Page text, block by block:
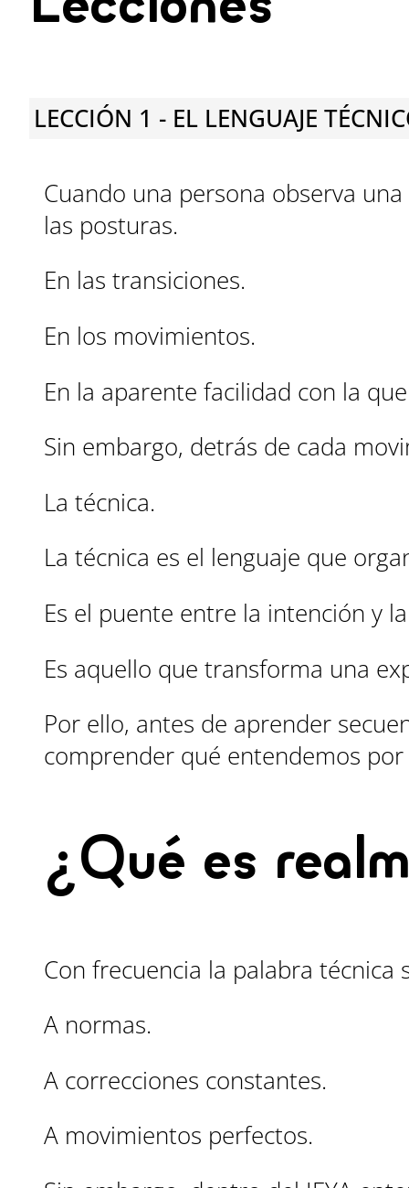
LECCIÓN 1 - EL LENGUAJE
Cuando una persona observa
las posturas.
En las transiciones.
En los movimientos.
En la aparente facilidad con la
Sin embargo, detrás de cada
La técnica.
La técnica es el lenguaje que
Es el puente entre la intención y
Es aquello que transforma una
Por ello, antes de aprender
comprender qué entendemos
¿Qué es
Con frecuencia la palabra técnica
A normas.
A correcciones constantes.
A movimientos perfectos.